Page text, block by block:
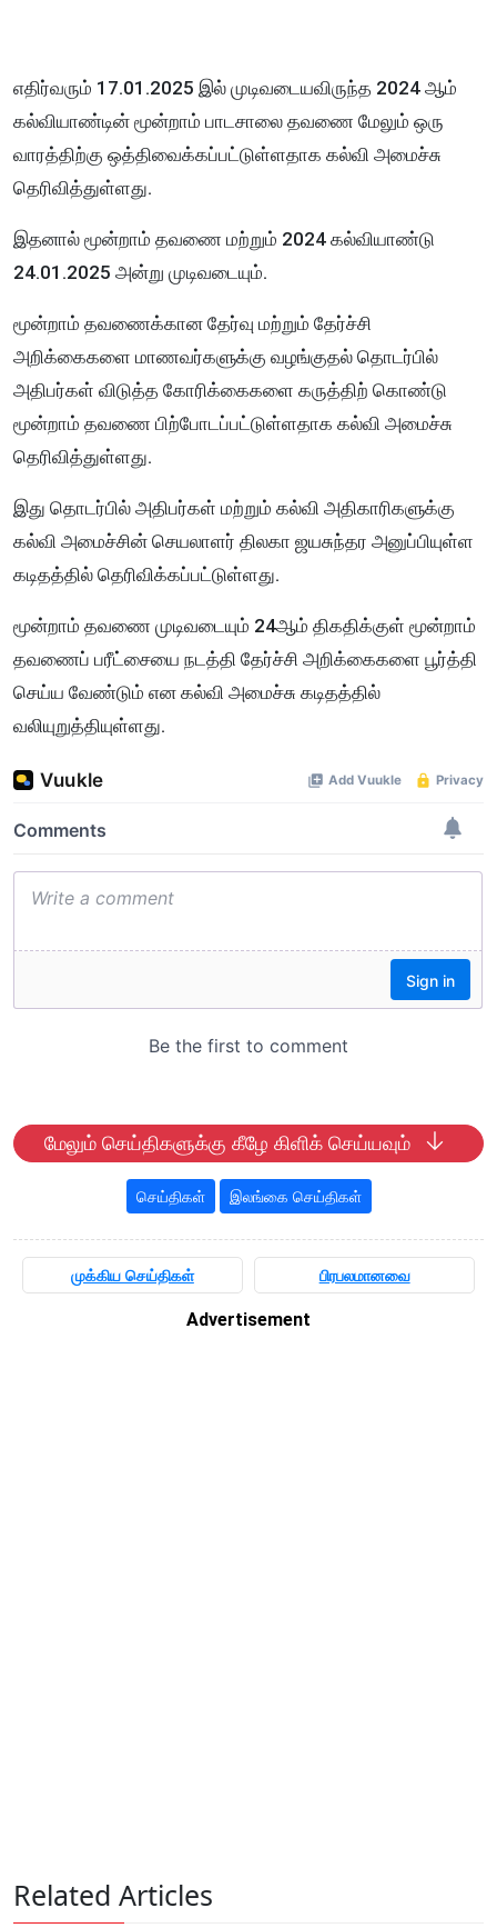
எதிர்வரும் 17.01.2025 இல் முடிவடையவிருந்த 2024 ஆம்
கல்வியாண்டின் மூன்றாம் பாடசாலை தவணை மேலும் ஒரு
வாரத்திற்கு ஒத்திவைக்கப்பட்டுள்ளதாக கல்வி அமைச்சு
தெரிவித்துள்ளது.
இதனால் மூன்றாம் தவணை மற்றும் 2024 கல்வியாண்டு
24.01.2025 அன்று முடிவடையும்.
மூன்றாம் தவணைக்கான தேர்வு மற்றும் தேர்ச்சி
அறிக்கைகளை மாணவர்களுக்கு வழங்குதல் தொடர்பில்
அதிபர்கள் விடுத்த கோரிக்கைகளை கருத்திற் கொண்டு
மூன்றாம் தவணை பிற்போடப்பட்டுள்ளதாக கல்வி அமைச்சு
தெரிவித்துள்ளது.
இது தொடர்பில் அதிபர்கள் மற்றும் கல்வி அதிகாரிகளுக்கு
கல்வி அமைச்சின் செயலாளர் திலகா ஜயசுந்தர அனுப்பியுள்ள
கடிதத்தில் தெரிவிக்கப்பட்டுள்ளது.
மூன்றாம் தவணை முடிவடையும் 24ஆம் திகதிக்குள் மூன்றாம்
தவணைப் பரீட்சையை நடத்தி தேர்ச்சி அறிக்கைகளை பூர்த்தி
செய்ய வேண்டும் என கல்வி அமைச்சு கடிதத்தில்
வலியுறுத்தியுள்ளது.
மேலும் செய்திகளுக்கு கீழே கிளிக் செய்யவும்
செய்திகள் இலங்கை செய்திகள்
முக்கிய செய்திகள் பிரபலமானவை
Advertisement
Related Articles